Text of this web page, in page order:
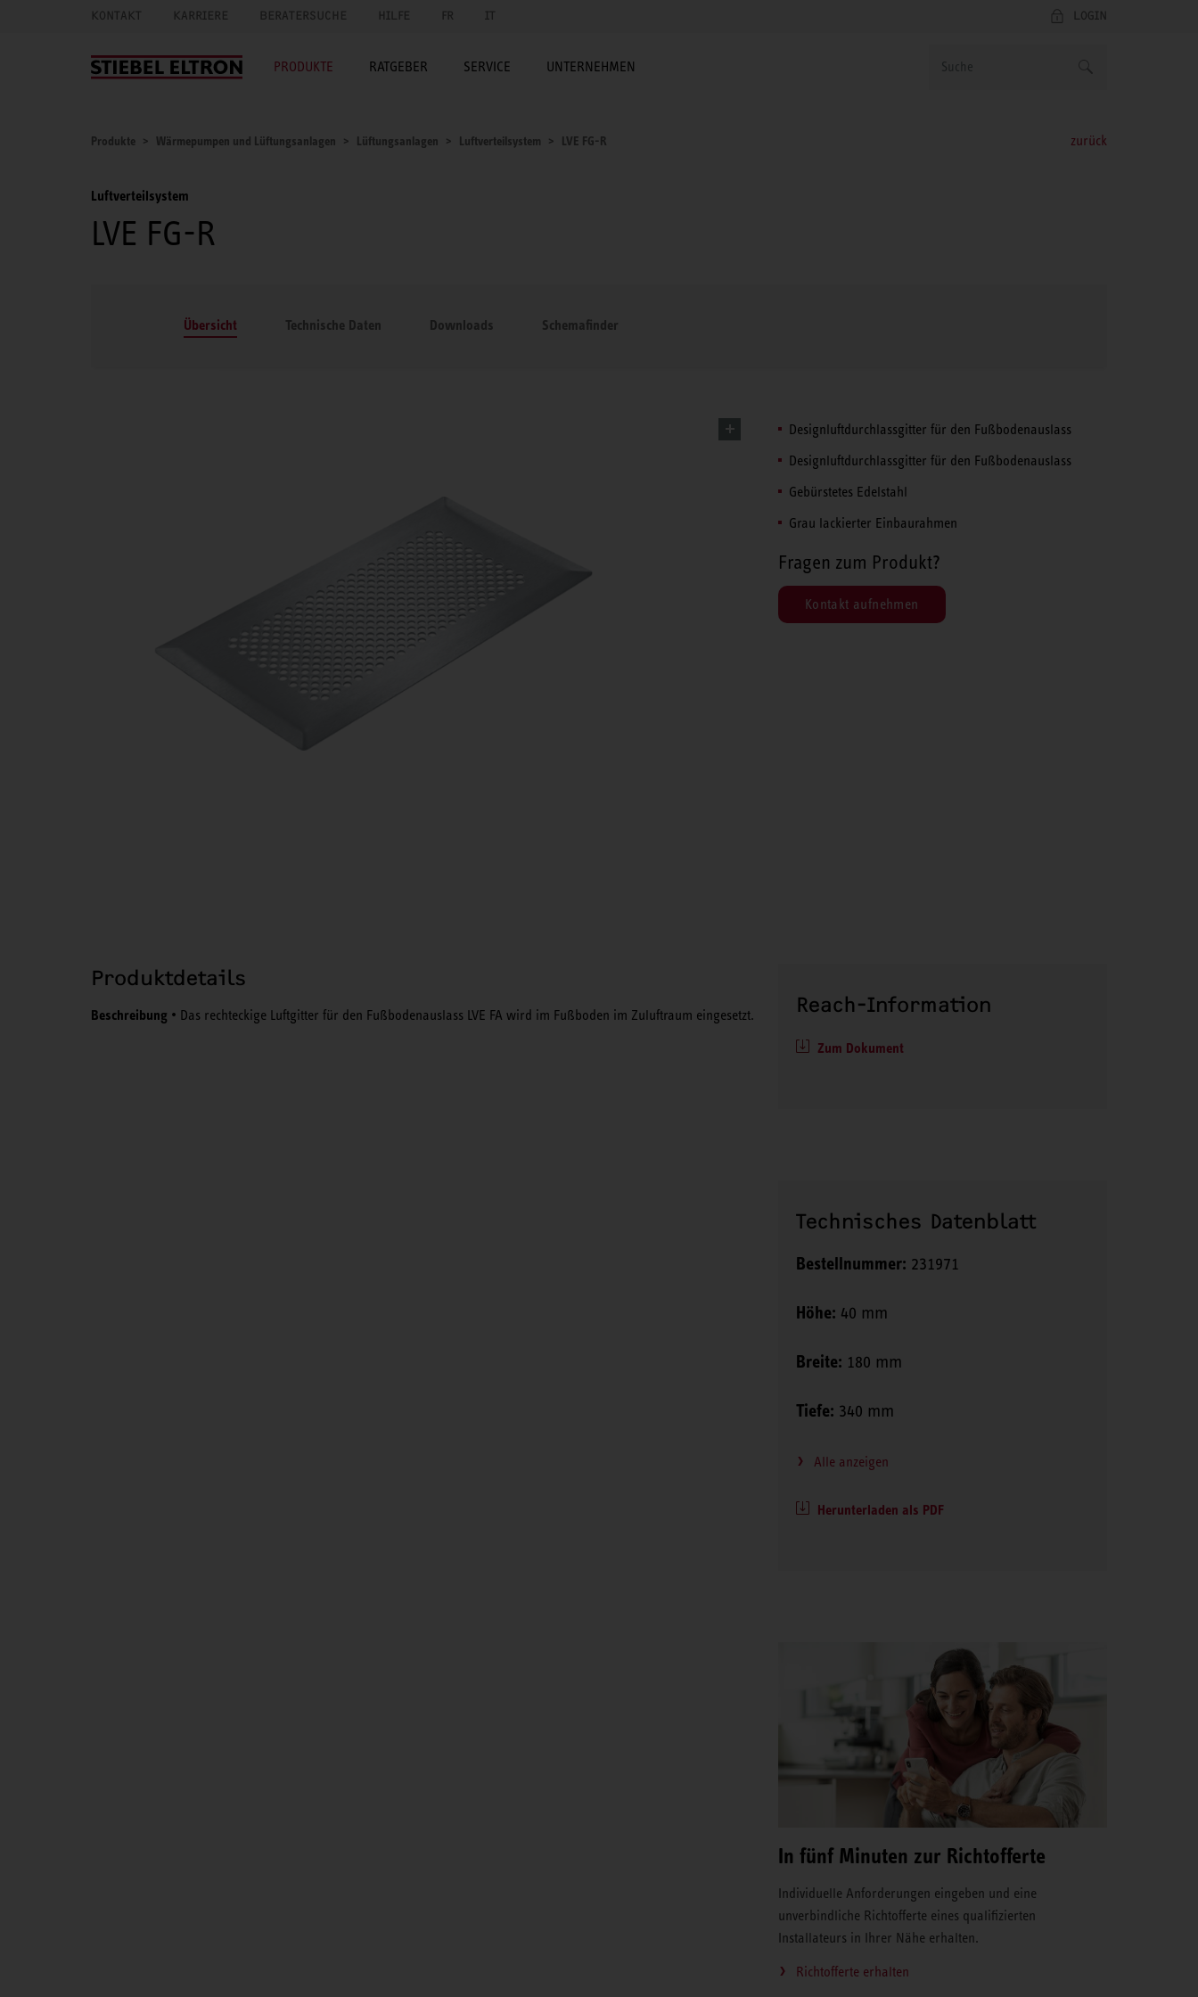
KONTAKT KARRIERE BERATERSUCHE HILFE FR IT LOGIN
PRODUKTE RATGEBER SERVICE UNTERNEHMEN
Produkte Wärmepumpen und Lüftungsanlagen Lüftungsanlagen Luftverteilsystem LVE FG-R zurück
Luftverteilsystem
LVE FG-R
Übersicht Technische Daten Downloads Schemafinder
Designluftdurchlassgitter für den Fußbodenauslass
Designluftdurchlassgitter für den Fußbodenauslass
Gebürstetes Edelstahl
Grau lackierter Einbaurahmen
Fragen zum Produkt?
Kontakt aufnehmen
Produktdetails
Beschreibung • Das rechteckige Luftgitter für den Fußbodenauslass LVE FA wird im Fußboden im Zuluftraum eingesetzt. Reach-Information
Zum Dokument
Technisches Datenblatt
Bestellnummer: 231971
Höhe: 40 mm
Breite: 180 mm
Tiefe: 340 mm
Alle anzeigen
Herunterladen als PDF
In fünf Minuten zur Richtofferte
Individuelle Anforderungen eingeben und eine
unverbindliche Richtofferte eines qualifizierten
Installateurs in Ihrer Nähe erhalten.
Richtofferte erhalten